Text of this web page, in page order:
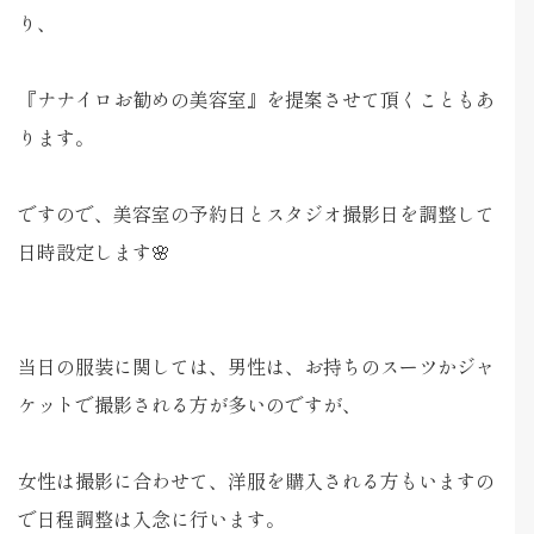
り、
『ナナイロお勧めの美容室』を提案させて頂くこともあ
ります。
ですので、美容室の予約日とスタジオ撮影日を調整して
日時設定します🌸
当日の服装に関しては、男性は、お持ちのスーツかジャ
ケットで撮影される方が多いのですが、
女性は撮影に合わせて、洋服を購入される方もいますの
で日程調整は入念に行います。